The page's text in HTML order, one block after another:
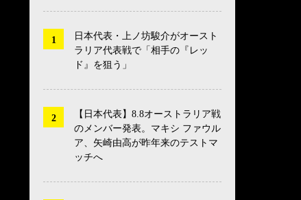
日本代表・上ノ坊駿介がオースト
ラリア代表戦で「相手の『レッ
ド』を狙う」
【日本代表】8.8オーストラリア戦
のメンバー発表。マキシ ファウル
ア、矢崎由高が昨年来のテストマ
ッチへ